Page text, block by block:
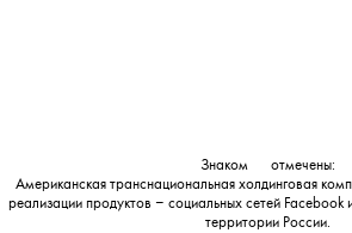
Знаком
отмечены:
Американская транснациональная холдинговая
реализации продуктов ‒ социальных сетей
территории России.